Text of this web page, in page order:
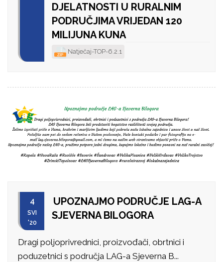
DJELATNOSTI U RURALNIM
PODRUČJIMA VRIJEDAN 120
MILIJUNA KUNA
Natječaj-TOP-6.2.1
4
SVI
'20
UPOZNAJMO PODRUČJE LAG-A
SJEVERNA BILOGORA
Dragi poljoprivrednici, proizvođači, obrtnici i
poduzetnici s područja LAG-a Sjeverna B...